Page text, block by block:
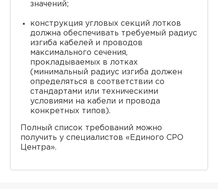
значений;
конструкция угловых секций лотков
должна обеспечивать требуемый радиус
изгиба кабелей и проводов
максимального сечения,
прокладываемых в лотках
(минимальный радиус изгиба должен
определяться в соответствии со
стандартами или техническими
условиями на кабели и провода
конкретных типов).
Полный список требований можно
получить у специалистов «Единого СРО
Центра».